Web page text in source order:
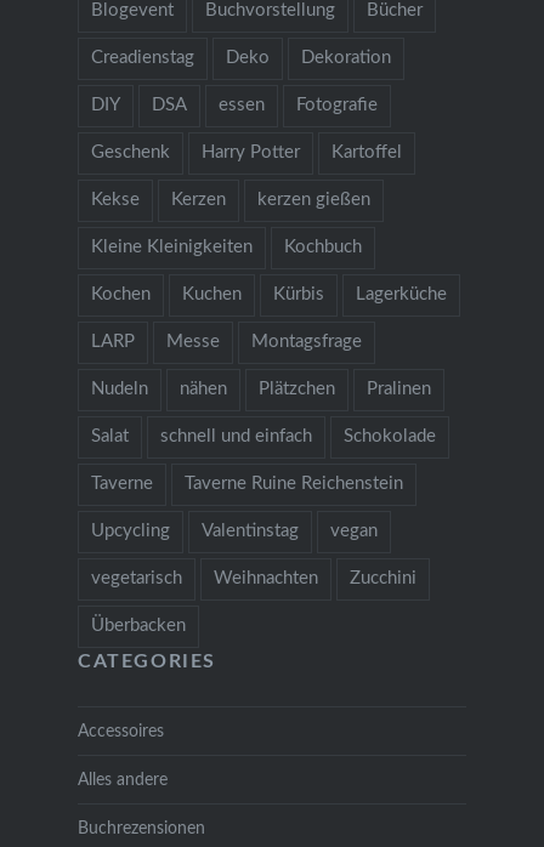
Blogevent Buchvorstellung Bücher
Creadienstag Deko Dekoration
DIY DSA essen Fotografie
Geschenk Harry Potter Kartoffel
Kekse Kerzen kerzen gießen
Kleine Kleinigkeiten Kochbuch
Kochen Kuchen Kürbis Lagerküche
LARP Messe Montagsfrage
Nudeln nähen Plätzchen Pralinen
Salat schnell und einfach Schokolade
Taverne Taverne Ruine Reichenstein
Upcycling Valentinstag vegan
vegetarisch Weihnachten Zucchini
Überbacken
CATEGORIES
Accessoires
Alles andere
Buchrezensionen